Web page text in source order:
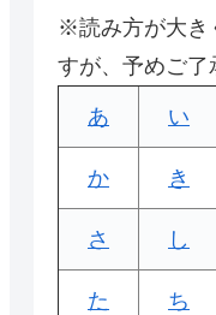
※読み方が大き
すが、予めご了
あ い
か き
さ し
た ち